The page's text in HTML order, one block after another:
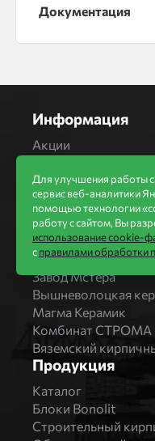
Документация
Информация
Акции
Новости
Статьи
Производители
Бренды
Bonolit
Завод Мстера
Вышневолоцкая
Магма Керамик
Комбинат СТРОМА
Вяземский
Продукция
Каталог
Блоки Bonolit
Строительный
Для улучшения работы
сервис веб-аналитики
помощью технологии
работу с сайтом, Вы
использование cookie-
справилами обработки